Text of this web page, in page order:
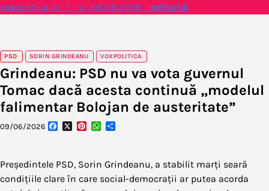
Skip
voxpolitica.ro | joi, 06.08.2026 |editorial
PSD SORIN GRINDEANU VOXPOLITICA
Grindeanu: PSD nu va vota guvernul
Tomac dacă acesta continuă „modelul
falimentar Bolojan de austeritate”
09/06/2026 Facebook
X PinterestWhatsApp
Președintele PSD, Sorin Grindeanu, a stabilit marți seară
condițiile clare în care social-democrații ar putea acorda